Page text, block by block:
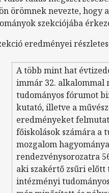
örömnek nevezte, hogy
szekciójába
eredményei
A több mint hat
immár 32. alkalommal
tudományos fórumot
kutató, illetve a
eredményeket
főiskolások számára a
mozgalom
rendezvénysorozatra
aki szakértő zsűri előtt
intézményi